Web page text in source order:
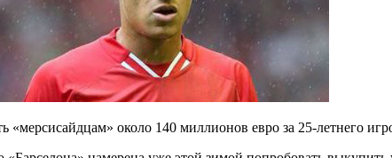
около 140 миллионов евро за 25-летнего